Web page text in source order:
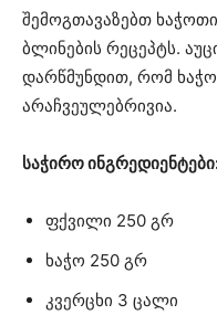
შემოგთავაზებთ
ბლინების რეცეპტს.
დარწმუნდით, რომ
არაჩვეულებრივია.
საჭირო
ფქვილი 250 გრ
ხაჭო 250 გრ
კვერცხი 3 ცალი